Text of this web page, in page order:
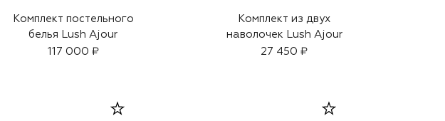
Комплект постельного
белья Lush Ajour
117 000 ₽
Комплект из двух
наволочек Lush Ajour
27 450 ₽